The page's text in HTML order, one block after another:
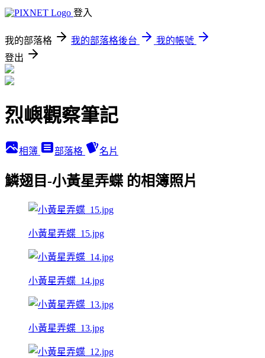
登入
我的部落格 我的部落格後台
我的帳號
登出
烈嶼觀察筆記
相簿 部落格 名片
鱗翅目-小黃星弄蝶 的相簿照片
小黃星弄蝶_15.jpg
小黃星弄蝶_14.jpg
小黃星弄蝶_13.jpg